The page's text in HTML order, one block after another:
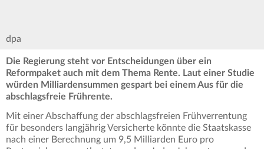
dpa
Die Regierung steht vor Entscheidungen über ein
Reformpaket auch mit dem Thema Rente. Laut einer Studie
würden Milliardensummen gespart bei einem Aus für die
abschlagsfreie Frührente.
Mit einer Abschaffung der abschlagsfreien Frühverrentung
für besonders langjährig Versicherte könnte die Staatskasse
nach einer Berechnung um 9,5 Milliarden Euro pro